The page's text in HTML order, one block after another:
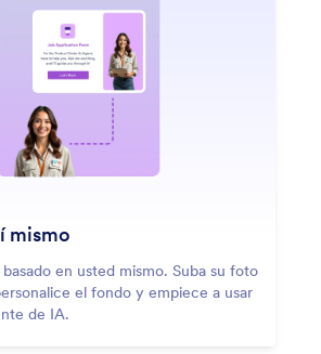
mismo
en usted mismo. Suba su foto
el fondo y empiece a usar
de IA.